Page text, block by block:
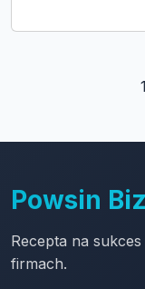
Powsin
Recepta na sukces
firmach.